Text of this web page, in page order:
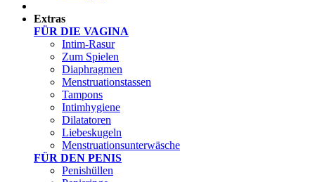
Extras
FÜR DIE VAGINA
Intim-Rasur
Zum Spielen
Diaphragmen
Menstruationstassen
Tampons
Intimhygiene
Dilatatoren
Liebeskugeln
Menstruationsunterwäsche
FÜR DEN PENIS
Penishüllen